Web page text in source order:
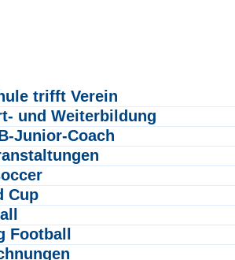
trifft Verein
und Weiterbildung
Junior-Coach
Cup
Football